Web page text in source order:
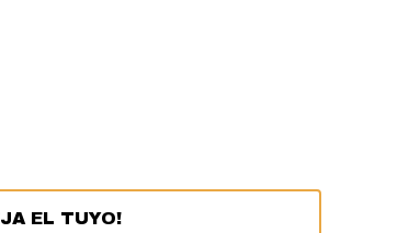
EL TUYO!